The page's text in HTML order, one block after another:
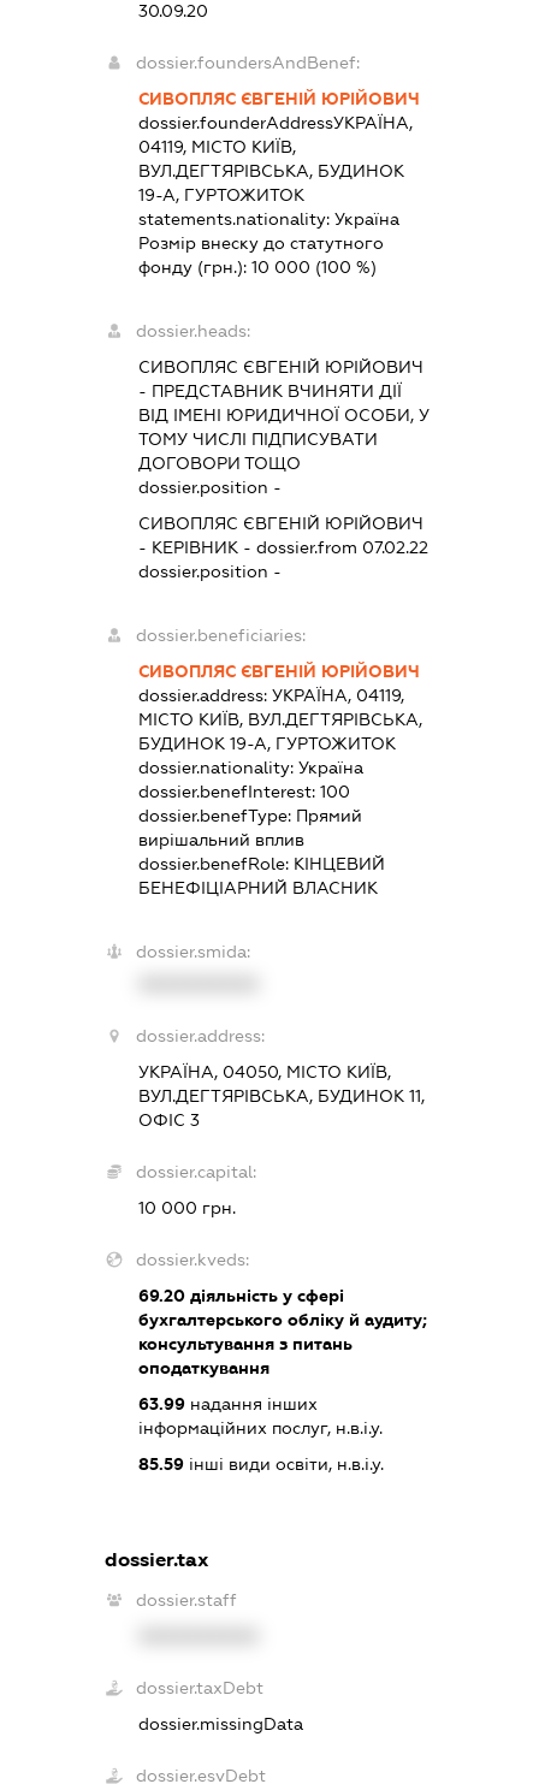
30.09.20
dossier.foundersAndBenef:
СИВОПЛЯС ЄВГЕНІЙ ЮРІЙОВИЧ
dossier.founderAddressУКРАЇНА,
04119, МІСТО КИЇВ,
ВУЛ.ДЕГТЯРІВСЬКА, БУДИНОК
19-А, ГУРТОЖИТОК
statements.nationality:Україна
Розмір внеску до статутного
фонду (грн.):10 000 (100 %)
dossier.heads:
СИВОПЛЯС ЄВГЕНІЙ ЮРІЙОВИЧ
- ПРЕДСТАВНИК ВЧИНЯТИ ДІЇ
ВІД ІМЕНІ ЮРИДИЧНОЇ ОСОБИ, У
ТОМУ ЧИСЛІ ПІДПИСУВАТИ
ДОГОВОРИ ТОЩО
dossier.position -
СИВОПЛЯС ЄВГЕНІЙ ЮРІЙОВИЧ
- КЕРІВНИК - dossier.from 07.02.22
dossier.position -
dossier.beneficiaries:
СИВОПЛЯС ЄВГЕНІЙ ЮРІЙОВИЧ
dossier.address:УКРАЇНА, 04119,
МІСТО КИЇВ, ВУЛ.ДЕГТЯРІВСЬКА,
БУДИНОК 19-А, ГУРТОЖИТОК
dossier.nationality:Україна
dossier.benefInterest:100
dossier.benefType: Прямий
вирішальний вплив
dossier.benefRole: КІНЦЕВИЙ
БЕНЕФІЦІАРНИЙ ВЛАСНИК
dossier.smida:
dossier.address:
УКРАЇНА, 04050, МІСТО КИЇВ,
ВУЛ.ДЕГТЯРІВСЬКА, БУДИНОК 11,
ОФІС 3
dossier.capital:
10 000 грн.
dossier.kveds:
69.20 діяльність у сфері
бухгалтерського обліку й аудиту;
консультування з питань
оподаткування
63.99 надання інших
інформаційних послуг, н.в.і.у.
85.59 інші види освіти, н.в.і.у.
dossier.tax
dossier.staff
dossier.taxDebt
dossier.missingData
dossier.esvDebt